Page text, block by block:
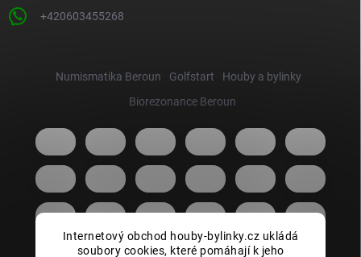
Internetový obchod houby-bylinky.cz ukládá
soubory cookies, které pomáhají k jeho
+420603455268
Numismatika Beroun Golfstart
Houby a bylinky
Biorezonance Beroun